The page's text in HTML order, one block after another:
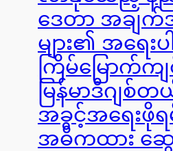
ဒေတာ အချ
များ၏ အရေး
ကြိမ်မြောက်က
မြန်မာဒီဂျစ်တ
အခွင့်အရေးဖို
အဓိကထား ဆွေ